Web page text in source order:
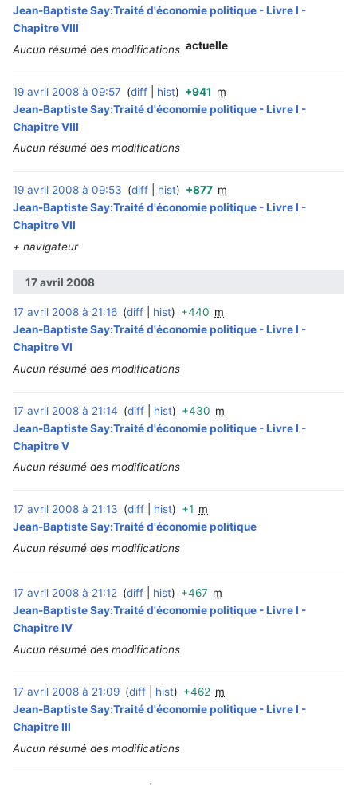
Jean-Baptiste Say:Traité d'économie politique - Livre I -
Chapitre VIII
Aucun résumé des modifications actuelle
19 avril 2008 à 09:57 diff hist +941 m
Jean-Baptiste Say:Traité d'économie politique - Livre I -
Chapitre VIII
Aucun résumé des modifications
19 avril 2008 à 09:53 diff hist +877 m
Jean-Baptiste Say:Traité d'économie politique - Livre I -
Chapitre VII
+ navigateur
17 avril 2008
17 avril 2008 à 21:16 diff hist +440 m
Jean-Baptiste Say:Traité d'économie politique - Livre I -
Chapitre VI
Aucun résumé des modifications
17 avril 2008 à 21:14 diff hist +430 m
Jean-Baptiste Say:Traité d'économie politique - Livre I -
Chapitre V
Aucun résumé des modifications
17 avril 2008 à 21:13 diff hist +1 m
Jean-Baptiste Say:Traité d'économie politique
Aucun résumé des modifications
17 avril 2008 à 21:12 diff hist +467 m
Jean-Baptiste Say:Traité d'économie politique - Livre I -
Chapitre IV
Aucun résumé des modifications
17 avril 2008 à 21:09 diff hist +462 m
Jean-Baptiste Say:Traité d'économie politique - Livre I -
Chapitre III
Aucun résumé des modifications